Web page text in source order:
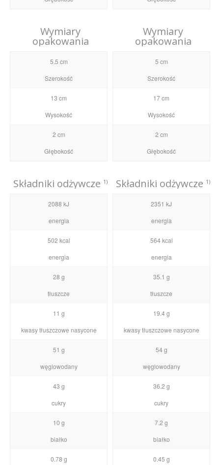
Wymiary
opakowania
5.5 cm
Szerokość
13 cm
Wysokość
2 cm
Głębokość
Składniki odżywcze 1)
2088 kJ
energia
502 kcal
energia
28 g
tłuszcze
11 g
kwasy tłuszczowe nasycone
51 g
węglowodany
43 g
cukry
10 g
białko
0.78 g
Wymiary
opakowania
5 cm
Szerokość
17 cm
Wysokość
2 cm
Głębokość
Składniki odżywcze 1)
2351 kJ
energia
564 kcal
energia
35.1 g
tłuszcze
19.4 g
kwasy tłuszczowe nasycone
54 g
węglowodany
36.2 g
cukry
7.2 g
białko
0.45 g